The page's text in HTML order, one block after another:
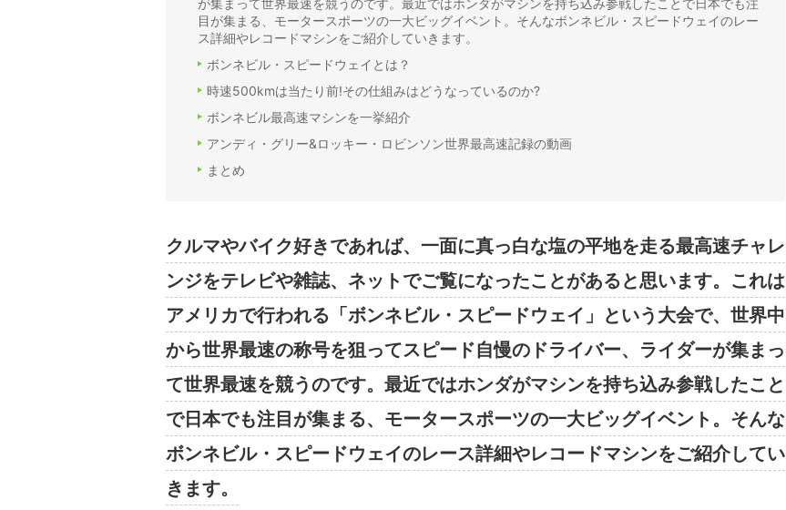
が集まって世界最速を競うのです。最近ではホンダがマシンを持ち込み参戦したことで日本でも注
目が集まる、モータースポーツの一大ビッグイベント。そんなボンネビル・スピードウェイのレー
ス詳細やレコードマシンをご紹介していきます。
ボンネビル・スピードウェイとは？
時速500kmは当たり前!その仕組みはどうなっているのか?
ボンネビル最高速マシンを一挙紹介
アンディ・グリー&ロッキー・ロビンソン世界最高速記録の動画
まとめ
クルマやバイク好きであれば、一面に真っ白な塩の平地を走る最高速チャレ
ンジをテレビや雑誌、ネットでご覧になったことがあると思います。これは
アメリカで行われる「ボンネビル・スピードウェイ」という大会で、世界中
から世界最速の称号を狙ってスピード自慢のドライバー、ライダーが集まっ
て世界最速を競うのです。最近ではホンダがマシンを持ち込み参戦したこと
で日本でも注目が集まる、モータースポーツの一大ビッグイベント。そんな
ボンネビル・スピードウェイのレース詳細やレコードマシンをご紹介してい
きます。